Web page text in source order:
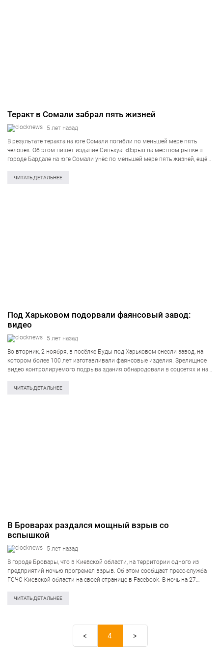
Теракт в Сомали забрал пять жизней
5 лет назад
В результате теракта на юге Сомали погибли по меньшей мере пять
человек. Об этом пишет издание Синьхуа. «Взрыв на местном рынке в
городе Бардале на юге Сомали унёс по меньшей мере пять жизней, ещё
ЧИТАТЬ ДЕТАЛЬНЕЕ
Под Харьковом подорвали фаянсовый завод:
видео
5 лет назад
Во вторник, 2 ноября, в посёлке Буды под Харьковом снесли завод, на
котором более 100 лет изготавливали фаянсовые изделия. Зрелищное
видео контролируемого подрыва здания обнародовали в соцсетях и на
Будянского фаянсового завода сегодня,…
ЧИТАТЬ ДЕТАЛЬНЕЕ
В Броварах раздался мощный взрыв со
вспышкой
5 лет назад
В городе Бровары, что в Киевской области, на территории одного из
предприятий ночью прогремел взрыв. Об этом сообщает пресс-служба
ГСЧС Киевской области на своей странице в Facebook. В ночь на 27
ЧИТАТЬ ДЕТАЛЬНЕЕ
< 4 >